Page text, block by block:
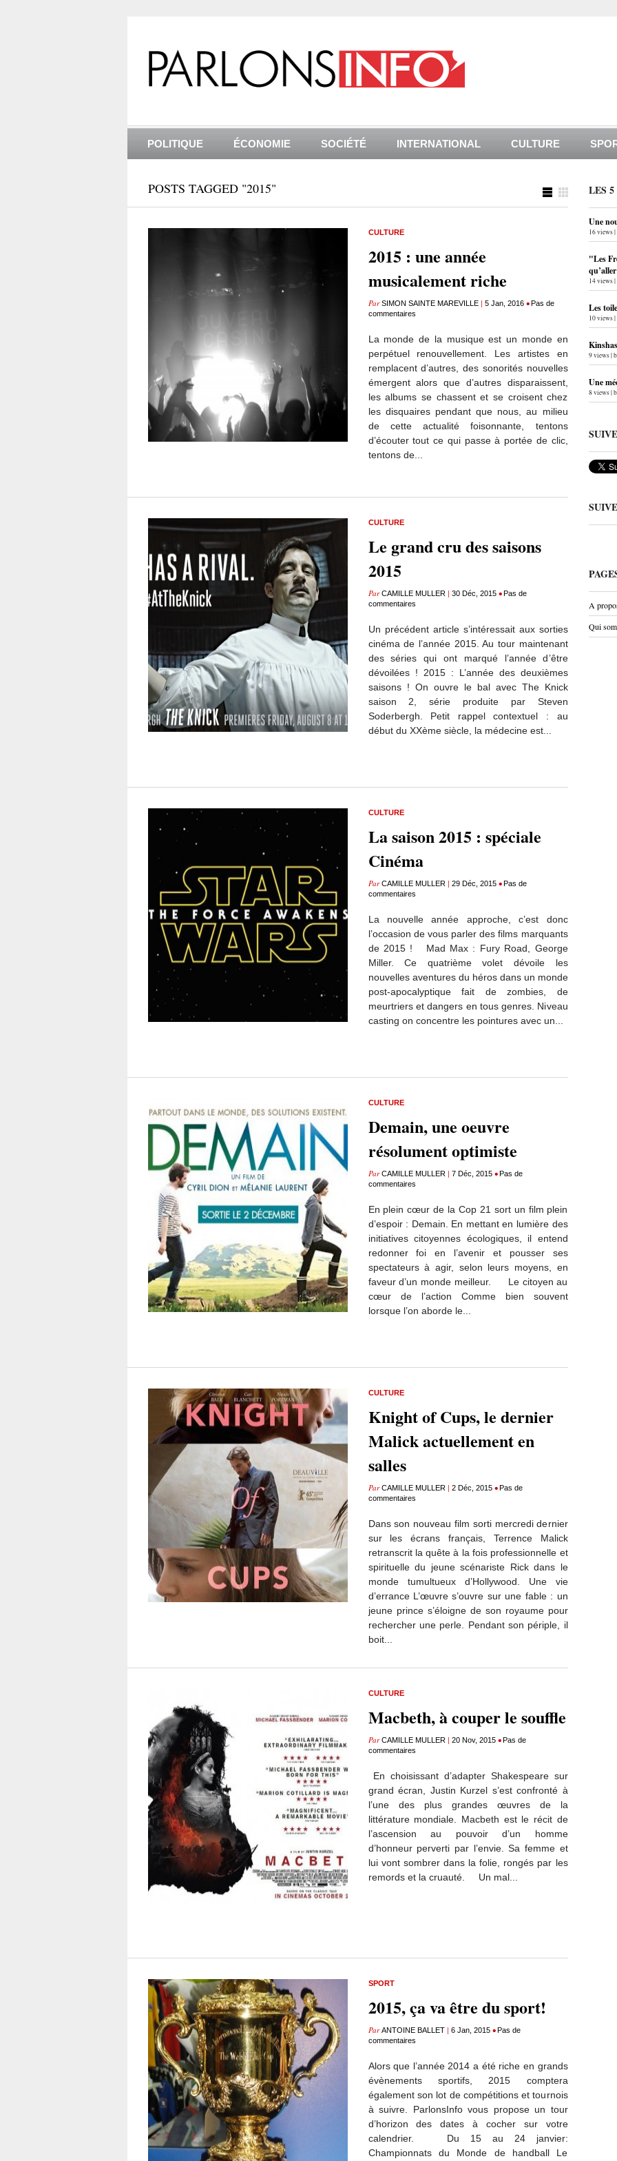
POLITIQUE ÉCONOMIE SOCIÉTÉ INTERNATIONAL CULTURE
POSTS TAGGED "2015"
CULTURE
2015 : une année
musicalement riche
ParSIMON SAINTE MAREVILLE| 5 Jan, 2016 •Pas de
commentaires
La monde de la musique est un monde en
perpétuel renouvellement. Les artistes en
remplacent d’autres, des sonorités nouvelles
émergent alors que d’autres disparaissent,
les albums se chassent et se croisent chez
les disquaires pendant que nous, au milieu
de cette actualité foisonnante, tentons
d’écouter tout ce qui passe à portée de clic,
tentons de...
CULTURE
Le grand cru des saisons
2015
ParCAMILLE MULLER| 30 Déc, 2015 •Pas de
commentaires
Un précédent article s’intéressait aux sorties
cinéma de l’année 2015. Au tour maintenant
des séries qui ont marqué l’année d’être
dévoilées ! 2015 : L’année des deuxièmes
saisons ! On ouvre le bal avec The Knick
saison 2, série produite par Steven
Soderbergh. Petit rappel contextuel : au
début du XXème siècle, la médecine est...
CULTURE
La saison 2015 : spéciale
Cinéma
ParCAMILLE MULLER| 29 Déc, 2015 •Pas de
commentaires
La nouvelle année approche, c’est donc
l’occasion de vous parler des films marquants
de 2015 ! Mad Max : Fury Road, George
Miller. Ce quatrième volet dévoile les
nouvelles aventures du héros dans un monde
post-apocalyptique fait de zombies, de
meurtriers et dangers en tous genres. Niveau
casting on concentre les pointures avec un...
CULTURE
Demain, une oeuvre
résolument optimiste
ParCAMILLE MULLER| 7 Déc, 2015 •Pas de
commentaires
En plein cœur de la Cop 21 sort un film plein
d’espoir : Demain. En mettant en lumière des
initiatives citoyennes écologiques, il entend
redonner foi en l’avenir et pousser ses
spectateurs à agir, selon leurs moyens, en
faveur d’un monde meilleur. Le citoyen au
cœur de l’action Comme bien souvent
lorsque l’on aborde le...
CULTURE
Knight of Cups, le dernier
Malick actuellement en
salles
ParCAMILLE MULLER| 2 Déc, 2015 •Pas de
commentaires
Dans son nouveau film sorti mercredi dernier
sur les écrans français, Terrence Malick
retranscrit la quête à la fois professionnelle et
spirituelle du jeune scénariste Rick dans le
monde tumultueux d’Hollywood. Une vie
d’errance L’œuvre s’ouvre sur une fable : un
jeune prince s’éloigne de son royaume pour
rechercher une perle. Pendant son périple, il
boit...
CULTURE
Macbeth, à couper le souffle
ParCAMILLE MULLER| 20 Nov, 2015 •Pas de
commentaires
En choisissant d’adapter Shakespeare sur
grand écran, Justin Kurzel s’est confronté à
l’une des plus grandes œuvres de la
littérature mondiale. Macbeth est le récit de
l’ascension au pouvoir d’un homme
d’honneur perverti par l’envie. Sa femme et
lui vont sombrer dans la folie, rongés par les
remords et la cruauté. Un mal...
SPORT
2015, ça va être du sport!
ParANTOINE BALLET| 6 Jan, 2015 •Pas de
commentaires
Alors que l’année 2014 a été riche en grands
évènements sportifs, 2015 comptera
également son lot de compétitions et tournois
à suivre. ParlonsInfo vous propose un tour
d’horizon des dates à cocher sur votre
calendrier. Du 15 au 24 janvier:
Championnats du Monde de handball Le
LES
Une
16 views|
"Les
14 views|
Les
10 views|
9 views|
Une
8 views|
A
Qui